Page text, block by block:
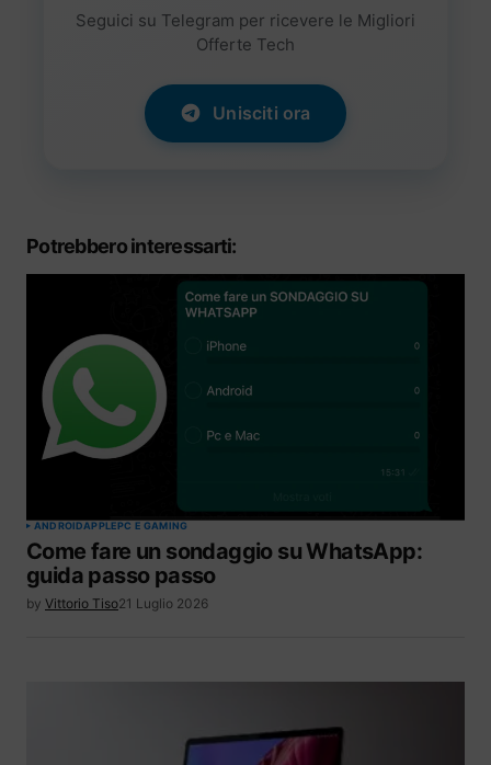
Seguici su Telegram per ricevere le Migliori
Offerte Tech
Unisciti ora
Potrebbero interessarti:
ANDROIDAPPLEPC E GAMING
Come fare un sondaggio su WhatsApp:
guida passo passo
by Vittorio Tiso21 Luglio 2026